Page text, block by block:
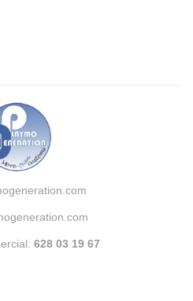
628 03 19 67